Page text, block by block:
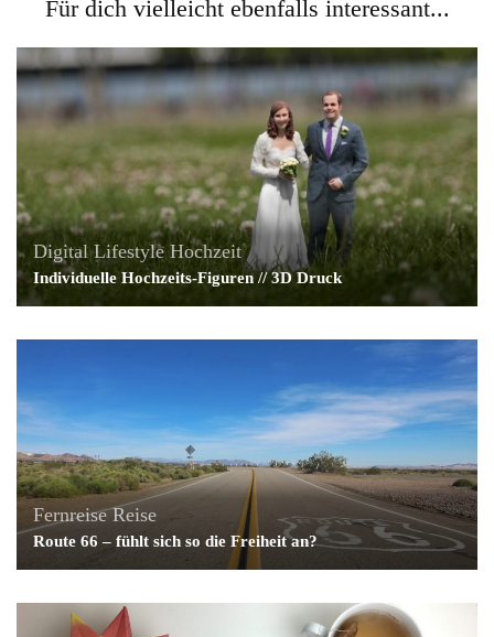
Für dich vielleicht ebenfalls interessant...
Digital Lifestyle Hochzeit
Individuelle Hochzeits-Figuren // 3D Druck
Fernreise Reise
Route 66 – fühlt sich so die Freiheit an?